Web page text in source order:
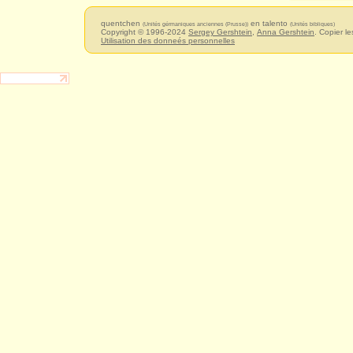
quentchen (Unités gérmaniques anciennes (Prusse)) en talento (Unités bibliques)
Copyright © 1996-2024 Sergey Gershtein Anna Gershtein . Copier
Utilisation des donneés personnelles